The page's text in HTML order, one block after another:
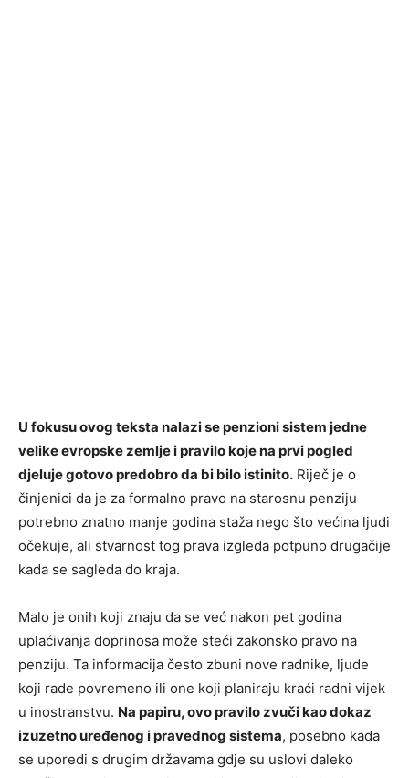
U fokusu ovog teksta nalazi se penzioni sistem jedne
velike evropske zemlje i pravilo koje na prvi pogled
djeluje gotovo predobro da bi bilo istinito. Riječ je o
činjenici da je za formalno pravo na starosnu penziju
potrebno znatno manje godina staža nego što većina ljudi
očekuje, ali stvarnost tog prava izgleda potpuno drugačije
kada se sagleda do kraja.
Malo je onih koji znaju da se već nakon pet godina
uplaćivanja doprinosa može steći zakonsko pravo na
penziju. Ta informacija često zbuni nove radnike, ljude
koji rade povremeno ili one koji planiraju kraći radni vijek
u inostranstvu. Na papiru, ovo pravilo zvuči kao dokaz
izuzetno uređenog i pravednog sistema, posebno kada
se uporedi s drugim državama gdje su uslovi daleko